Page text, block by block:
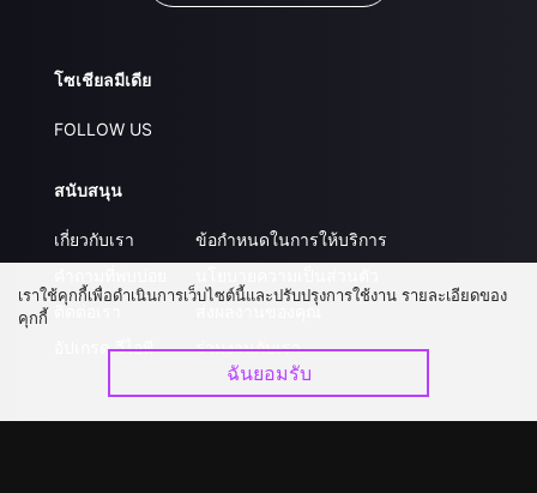
โซเชียลมีเดีย
FOLLOW US
สนับสนุน
เกี่ยวกับเรา
ติดต่อเรา
อัปเกรด วีไอพี
ข้อกำหนดในการให้บริการ
ส่งผลงานของคุณ
ร่วมงานกับเรา
เราใช้คุกกี้เพื่อดำเนินการเว็บไซต์นี้และปรับปรุงการใช้งาน รายละเอียดของ
คุกกี้
ฉันยอมรับ